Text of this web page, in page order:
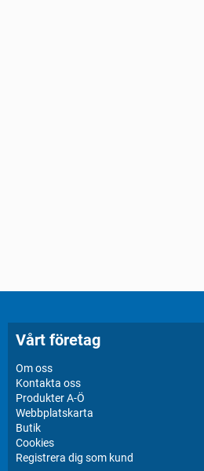
Vårt företag
Om oss
Kontakta oss
Produkter A-Ö
Webbplatskarta
Butik
Cookies
Registrera dig som kund